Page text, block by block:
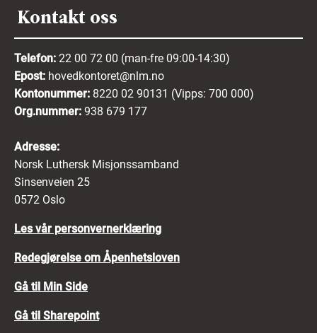
Kontakt oss
Telefon: 22 00 72 00 (man-fre 09:00-14:30)
Epost: hovedkontoret@nlm.no
Kontonummer: 8220 02 90131 (Vipps: 700 000)
Org.nummer: 938 679 177
Adresse:
Norsk Luthersk Misjonssamband
Sinsenveien 25
0572 Oslo
Les vår personvernerklæring
Redegjørelse om Åpenhetsloven
Gå til Min Side
Gå til Sharepoint